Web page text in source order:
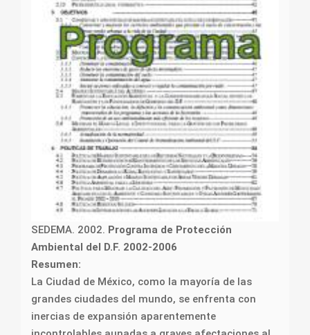
SEDEMA. 2002. Programa de Protección
Ambiental del D.F. 2002-2006
Resumen:
La Ciudad de México, como la mayoría de las
grandes ciudades del mundo, se enfrenta con
inercias de expansión aparentemente